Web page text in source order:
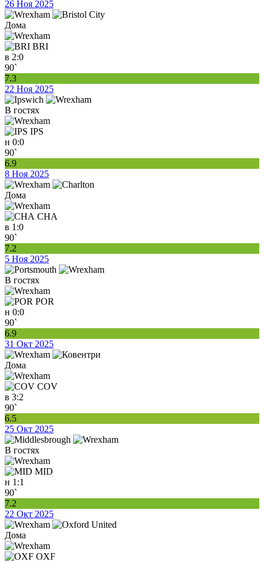
26 Ноя 2025
Дома
BRI
в 2:0
90`
7.3
22 Ноя 2025
В гостях
IPS
н 0:0
90`
6.9
8 Ноя 2025
Дома
CHA
в 1:0
90`
7.2
5 Ноя 2025
В гостях
POR
н 0:0
90`
6.9
31 Окт 2025
Дома
COV
в 3:2
90`
6.5
25 Окт 2025
В гостях
MID
н 1:1
90`
7.2
22 Окт 2025
Дома
OXF